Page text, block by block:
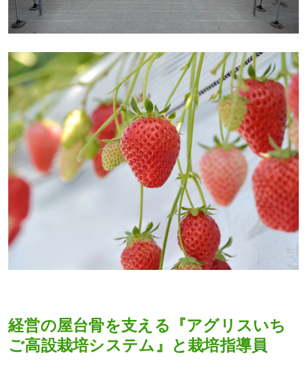
経営の屋台骨を支える『アグリスいち
ご高設栽培システム』と栽培指導員